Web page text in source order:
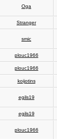
Oga
Stranger
smic
plouc1966
plouc1966
koijotins
egils19
egils19
plouc1966